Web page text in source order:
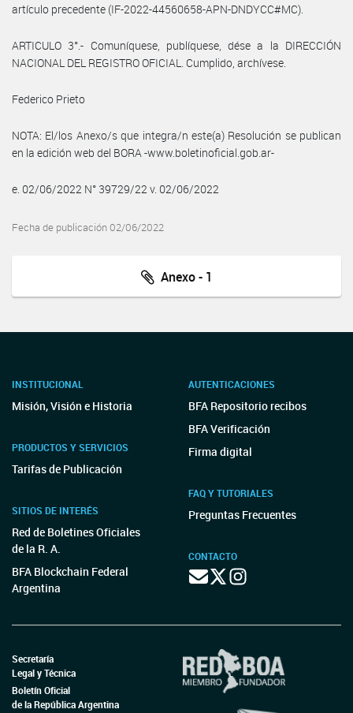
artículo precedente (IF-2022-44560658-APN-DNDYCC#MC).
ARTICULO 3°.- Comuníquese, publíquese, dése a la DIRECCIÓN
NACIONAL DEL REGISTRO OFICIAL. Cumplido, archívese.
Federico Prieto
NOTA: El/los Anexo/s que integra/n este(a) Resolución se publican
en la edición web del BORA -www.boletinoficial.gob.ar-
e. 02/06/2022 N° 39729/22 v. 02/06/2022
Fecha de publicación 02/06/2022
Anexo - 1
INSTITUCIONAL
Misión, Visión e Historia
PRODUCTOS Y SERVICIOS
Tarifas de Publicación
SITIOS DE INTERÉS
Red de Boletines Oficiales
de la R. A.
BFA Blockchain Federal
Argentina
AUTENTICACIONES
BFA Repositorio recibos
BFA Verificación
Firma digital
FAQ Y TUTORIALES
Preguntas Frecuentes
CONTACTO
Secretaría
Legal y Técnica
Boletín Oficial
de la República Argentina